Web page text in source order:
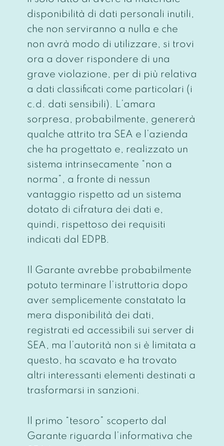
disponibilità di dati personali inutili,
che non serviranno a nulla e che
non avrà modo di utilizzare, si trovi
ora a dover rispondere di una
grave violazione, per di più relativa
a dati classificati come particolari (i
c.d. dati sensibili). L’amara
sorpresa, probabilmente, genererà
qualche attrito tra SEA e l’azienda
che ha progettato e, realizzato un
sistema intrinsecamente “non a
norma”, a fronte di nessun
vantaggio rispetto ad un sistema
dotato di cifratura dei dati e,
quindi, rispettoso dei requisiti
indicati dal EDPB.
Il Garante avrebbe probabilmente
potuto terminare l’istruttoria dopo
aver semplicemente constatato la
mera disponibilità dei dati,
registrati ed accessibili sui server di
SEA, ma l’autorità non si è limitata a
questo, ha scavato e ha trovato
altri interessanti elementi destinati a
trasformarsi in sanzioni.
Il primo “tesoro” scoperto dal
Garante riguarda l’informativa che